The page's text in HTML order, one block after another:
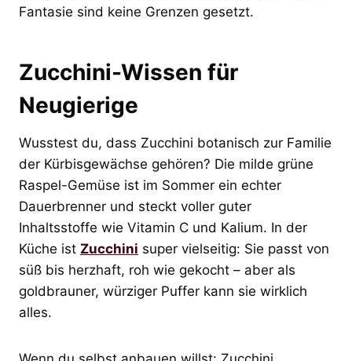
Fantasie sind keine Grenzen gesetzt.
Zucchini-Wissen für
Neugierige
Wusstest du, dass Zucchini botanisch zur Familie
der Kürbisgewächse gehören? Die milde grüne
Raspel-Gemüse ist im Sommer ein echter
Dauerbrenner und steckt voller guter
Inhaltsstoffe wie Vitamin C und Kalium. In der
Küche ist Zucchini super vielseitig: Sie passt von
süß bis herzhaft, roh wie gekocht – aber als
goldbrauner, würziger Puffer kann sie wirklich
alles.